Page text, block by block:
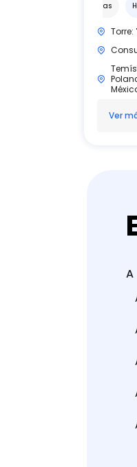
Hospital Angeles Lomas
Torre:
Ver
A